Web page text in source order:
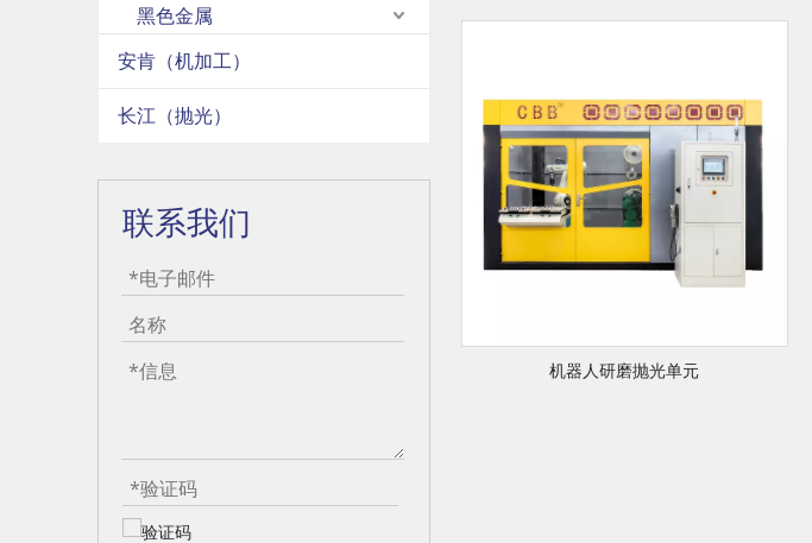
黑色金属
安肯（机加工）
长江（抛光）
联系我们
机器人研磨抛光单元